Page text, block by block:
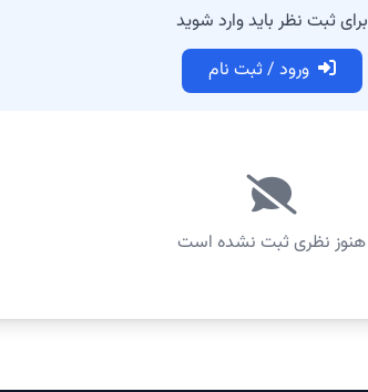
برای ثبت نظر باید وارد شوید
ورود / ثبت نام
هنوز نظری ثبت نشده است